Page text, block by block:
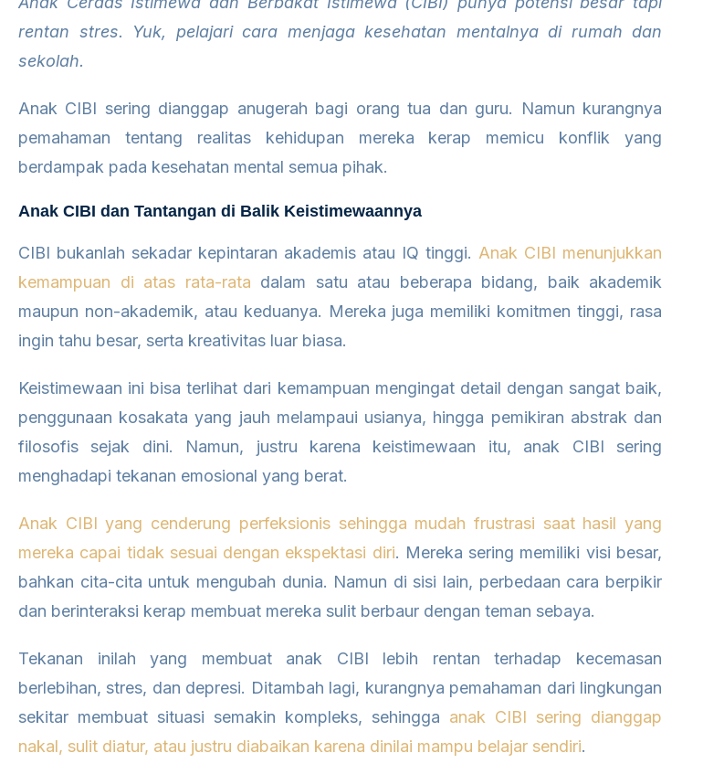
rentan stres. Yuk, pelajari cara menjaga kesehatan mentalnya di rumah dan
sekolah.
Anak CIBI sering dianggap anugerah bagi orang tua dan guru. Namun kurangnya
pemahaman tentang realitas kehidupan mereka kerap memicu konflik yang
berdampak pada kesehatan mental semua pihak.
Anak CIBI dan Tantangan di Balik Keistimewaannya
CIBI bukanlah sekadar kepintaran akademis atau IQ tinggi. Anak CIBI menunjukkan
kemampuan di atas rata-rata dalam satu atau beberapa bidang, baik akademik
maupun non-akademik, atau keduanya. Mereka juga memiliki komitmen tinggi, rasa
ingin tahu besar, serta kreativitas luar biasa.
Keistimewaan ini bisa terlihat dari kemampuan mengingat detail dengan sangat baik,
penggunaan kosakata yang jauh melampaui usianya, hingga pemikiran abstrak dan
filosofis sejak dini. Namun, justru karena keistimewaan itu, anak CIBI sering
menghadapi tekanan emosional yang berat.
Anak CIBI yang cenderung perfeksionis sehingga mudah frustrasi saat hasil yang
mereka capai tidak sesuai dengan ekspektasi diri. Mereka sering memiliki visi besar,
bahkan cita-cita untuk mengubah dunia. Namun di sisi lain, perbedaan cara berpikir
dan berinteraksi kerap membuat mereka sulit berbaur dengan teman sebaya.
Tekanan inilah yang membuat anak CIBI lebih rentan terhadap kecemasan
berlebihan, stres, dan depresi. Ditambah lagi, kurangnya pemahaman dari lingkungan
sekitar membuat situasi semakin kompleks, sehingga anak CIBI sering dianggap
nakal, sulit diatur, atau justru diabaikan karena dinilai mampu belajar sendiri.